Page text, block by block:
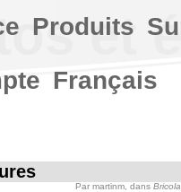
et
Par martinm , dans
Produits
Français